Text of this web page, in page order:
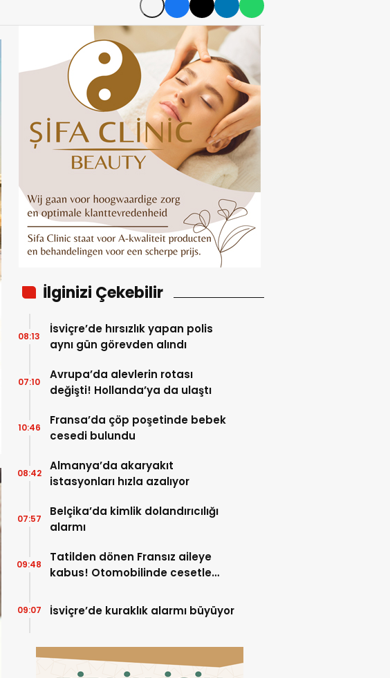
İlginizi Çekebilir
İsviçre’de hırsızlık yapan polis
aynı gün görevden alındı
08:13
Avrupa’da alevlerin rotası
değişti! Hollanda’ya da ulaştı
07:10
Fransa’da çöp poşetinde bebek
cesedi bulundu
10:46
Almanya’da akaryakıt
istasyonları hızla azalıyor
08:42
Belçika’da kimlik dolandırıcılığı
alarmı
07:57
Tatilden dönen Fransız aileye
kabus! Otomobilinde cesetle
09:48
İsviçre’de kuraklık alarmı büyüyor
09:07